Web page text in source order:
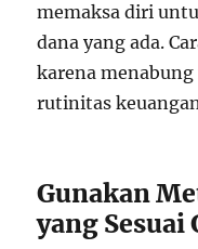
memaksa diri
dana yang ada.
karena
rutinitas
Gunakan
yang Sesuai